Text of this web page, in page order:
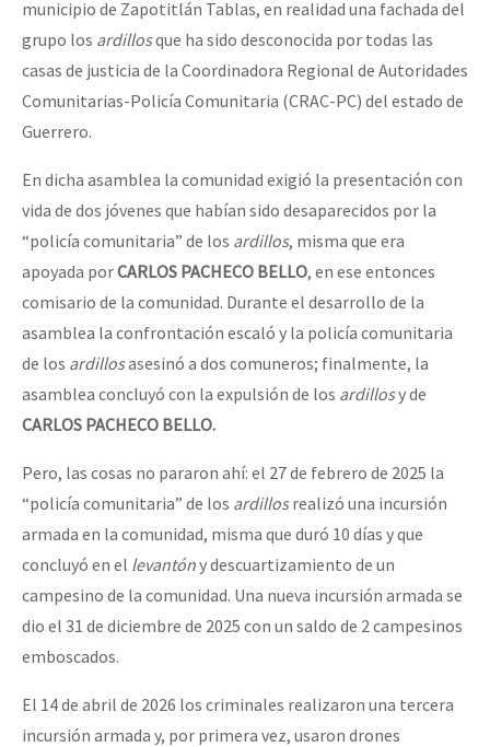
municipio de Zapotitlán Tablas, en realidad una fachada del
grupo los ardillosque ha sido desconocida por todas las
casas de justicia de la Coordinadora Regional de Autoridades
Comunitarias-Policía Comunitaria (CRAC-PC) del estado de
Guerrero.
En dicha asamblea la comunidad exigió la presentación con
vida de dos jóvenes que habían sido desaparecidos por la
“policía comunitaria” de los ardillos, misma que era
apoyada porCARLOS PACHECO BELLO, en ese entonces
comisario de la comunidad. Durante el desarrollo de la
asamblea la confrontación escaló y la policía comunitaria
de los ardillosasesinó a dos comuneros; finalmente, la
asamblea concluyó con la expulsión de los ardillosy de
CARLOS PACHECO BELLO.
Pero, las cosas no pararon ahí: el 27 de febrero de 2025 la
“policía comunitaria” de los ardillosrealizó una incursión
armada en la comunidad, misma que duró 10 días y que
concluyó en el levantóny descuartizamiento de un
campesino de la comunidad. Una nueva incursión armada se
dio el 31 de diciembre de 2025 con un saldo de 2 campesinos
emboscados.
El 14 de abril de 2026 los criminales realizaron una tercera
incursión armada y, por primera vez, usaron drones